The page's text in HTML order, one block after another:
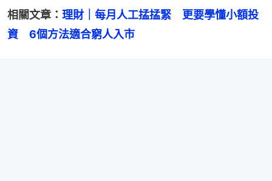
相關文章： 理財｜每月人工掹掹緊　更要學懂小額投
資　6個方法適合窮人入市